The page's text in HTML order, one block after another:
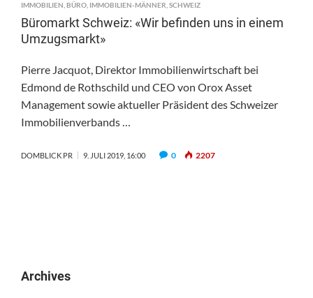
IMMOBILIEN BÜRO IMMOBILIEN-MÄNNER SCHWEIZ
Büromarkt Schweiz: «Wir befinden uns in einem
Umzugsmarkt»
Pierre Jacquot, Direktor Immobilienwirtschaft bei
Edmond de Rothschild und CEO von Orox Asset
Management sowie aktueller Präsident des Schweizer
Immobilienverbands …
DOMBLICK PR 9. JULI 2019, 16:00 0 2207
Archives